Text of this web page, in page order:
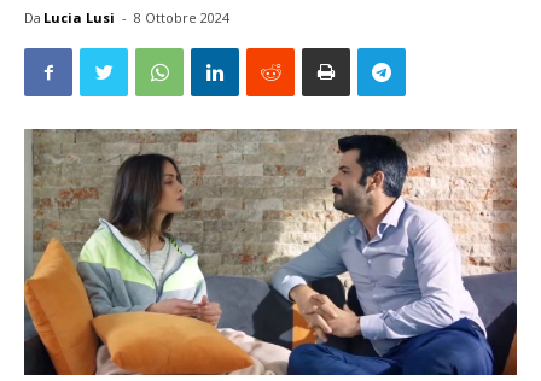
Da Lucia Lusi - 8 Ottobre 2024